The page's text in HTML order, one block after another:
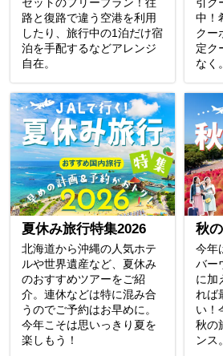
セットのフリープラン！往
路と復路で違う空港を利用
したり、旅行中の1泊だけ宿
泊を手配するなどアレンジ
自在。
引ク
中！
クー
定ク
なく。
夏休み旅行特集2026
北海道から沖縄の人気ホテ
ルや世界遺産など、夏休み
のおすすめツアーをご紹
介。連休などは特に混み合
うのでご予約はお早めに。
今年こそは思いっきり夏を
楽しもう！
秋
今年
バー
に加
れば
い！
秋の
ンス。